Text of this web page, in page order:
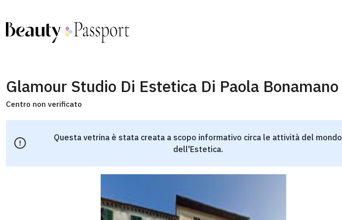
Glamour Studio Di Estetica Di Paola Bonamano
Centro non verificato
Questa vetrina è stata creata a scopo informativo circa le attività del mondo
dell'Estetica.